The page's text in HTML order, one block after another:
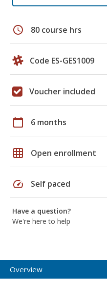
schedule 80 course hrs
Code ES-GES1009
Voucher included
calendar_today 6 months
grid_on Open enrollment
speed Self paced
Have a question?
We're here to help
Overview